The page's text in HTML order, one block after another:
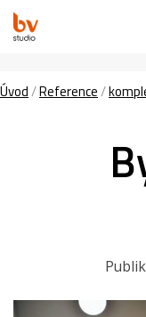
Úvod/Reference/